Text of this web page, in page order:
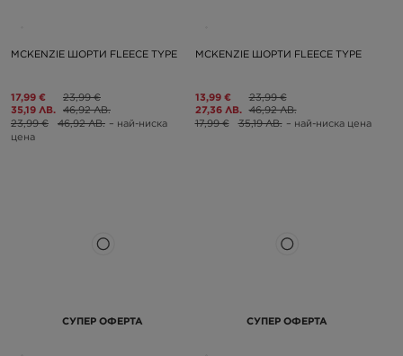
MCKENZIE ШОРТИ FLEECE TYPE
17,99 €
35,19 ЛВ.
23,99 €
46,92 ЛВ.
23,99 €
46,92 ЛВ. – най-ниска
цена
MCKENZIE ШОРТИ FLEECE TYPE
13,99 €
27,36 ЛВ.
23,99 €
46,92 ЛВ.
17,99 €
35,19 ЛВ. – най-ниска цена
СУПЕР ОФЕРТА СУПЕР ОФЕРТА